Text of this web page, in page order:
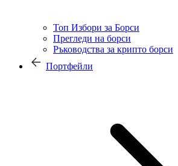
Топ Избори за Борси
Прегледи на борси
Ръководства за крипто борси
Портфейли